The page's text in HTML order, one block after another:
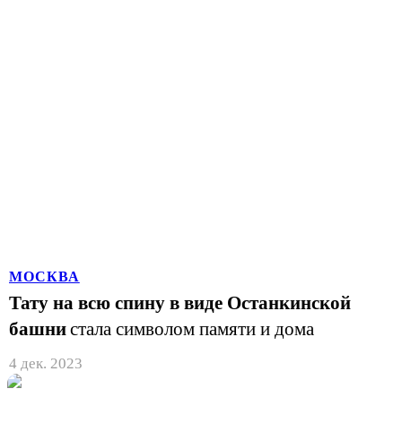
МОСКВА
Тату на всю спину в виде Останкинской
башнистала символом памяти и дома
4 дек. 2023